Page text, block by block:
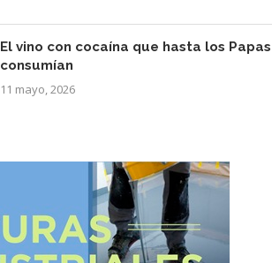
El vino con cocaína que hasta los Papas
consumían
11 mayo, 2026